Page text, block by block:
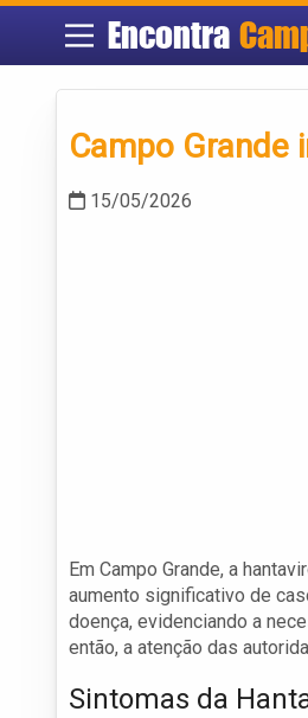
Encontra
Campo Grande
15/05/2026
Em Campo Grande, a
aumento significativo de
doença, evidenciando a
então, a atenção das
Sintomas da